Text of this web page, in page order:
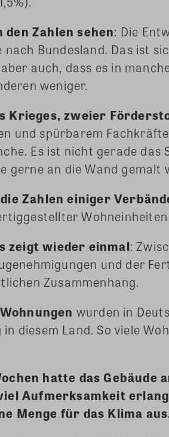
Zahlen sehen: Die
Bundesland. Das ist
auch, dass es in
weniger.
Krieges, zweier
und spürbarem
Es ist nicht gerade das
gerne an die Wand gemalt
Zahlen einiger
zeigt wieder einmal:
und der
Zusammenhang.
wurden in
diesem Land. So viele
hatte das Gebäude
Aufmerksamkeit
Menge für das Klima